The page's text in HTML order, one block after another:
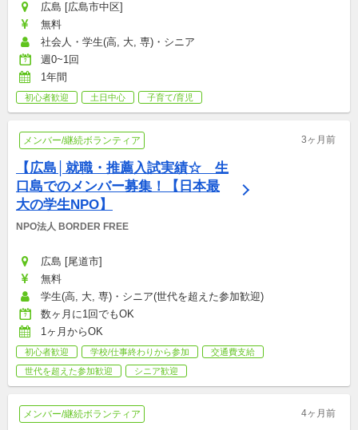
広島 [広島市中区]
無料
社会人・学生(高, 大, 専)・シニア
週0~1回
1年間
初心者歓迎 土日中心 子育て/育児
メンバー/継続ボランティア 3ヶ月前
【広島│就職・推薦入試実績☆　生
口島でのメンバー募集！【日本最
大の学生NPO】
NPO法人 BORDER FREE
広島 [尾道市]
無料
学生(高, 大, 専)・シニア(世代を超えた参加歓迎)
数ヶ月に1回でもOK
1ヶ月からOK
初心者歓迎 学校/仕事終わりから参加
交通費支給
世代を超えた参加歓迎
シニア歓迎
メンバー/継続ボランティア 4ヶ月前